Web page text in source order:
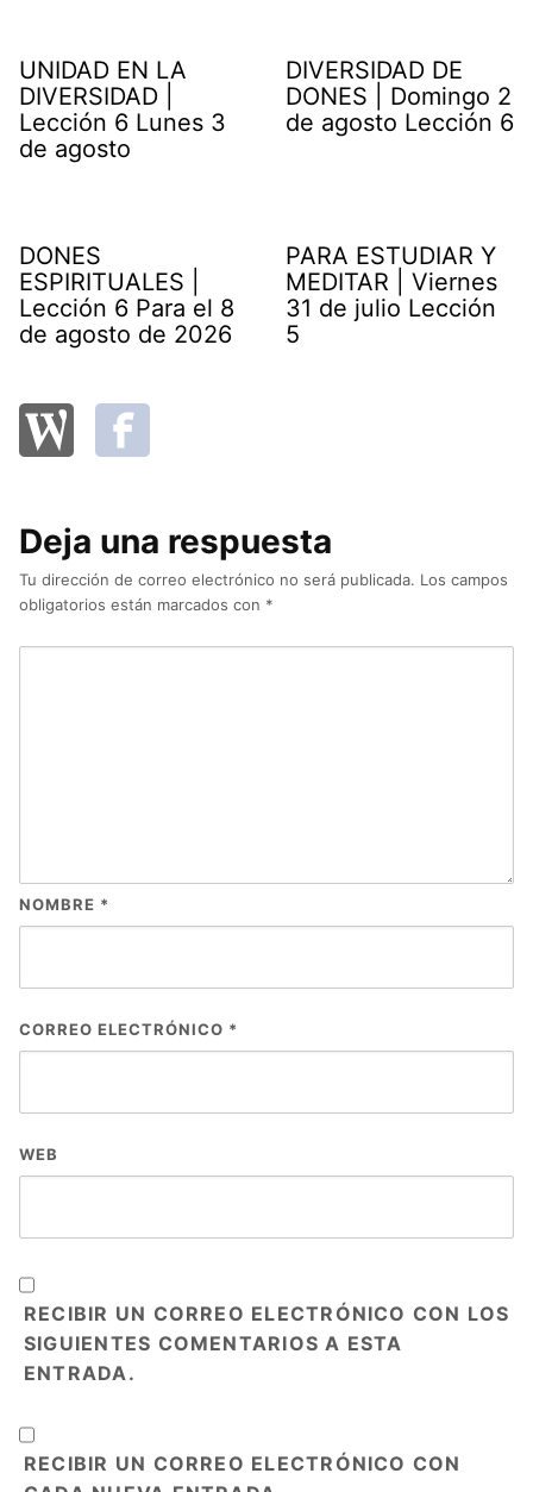
UNIDAD EN LA
DIVERSIDAD |
Lección 6 Lunes 3
de agosto
DIVERSIDAD DE
DONES | Domingo 2
de agosto Lección 6
DONES
ESPIRITUALES |
Lección 6 Para el 8
de agosto de 2026
PARA ESTUDIAR Y
MEDITAR | Viernes
31 de julio Lección
5
Deja una respuesta
Tu dirección de correo electrónico no será publicada. Los campos
obligatorios están marcados con *
NOMBRE *
CORREO ELECTRÓNICO *
WEB
RECIBIR UN CORREO ELECTRÓNICO CON LOS
SIGUIENTES COMENTARIOS A ESTA
ENTRADA.
RECIBIR UN CORREO ELECTRÓNICO CON